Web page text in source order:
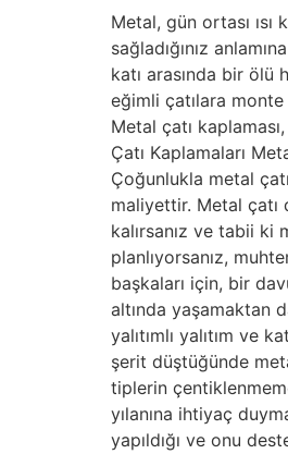
Metal, gün ortası ısı
sağladığınız
katı arasında bir ölü
eğimli çatılara
Metal çatı
Çatı Kaplamaları
Çoğunlukla metal
maliyettir. Metal çatı
kalırsanız ve tabii ki
planlıyorsanız,
başkaları için, bir
altında yaşamaktan
yalıtımlı yalıtım ve
şerit düştüğünde
tiplerin
yılanına ihtiyaç
yapıldığı ve onu